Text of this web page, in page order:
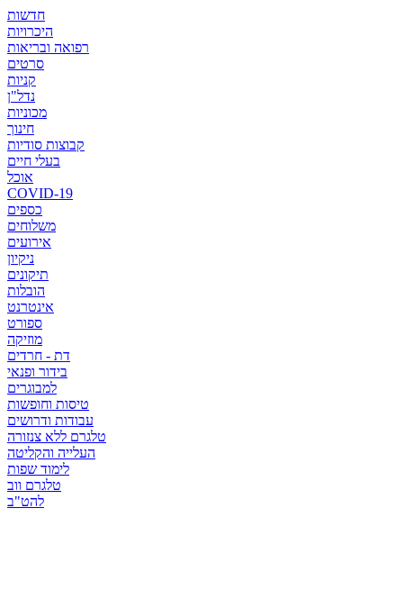
חדשות
היכרויות
רפואה ובריאות
סרטים
קניות
נדל"ן
מכוניות
חינוך
קבוצות סודיות
בעלי חיים
אוכל
COVID-19
כספים
משלוחים
אירועים
ניקיון
תיקונים
הובלות
אינטרנט
ספורט
מוזיקה
דת - חרדים
בידור ופנאי
למבוגרים
טיסות וחופשות
עבודות ודרושים
טלגרם ללא צנזורה
העלייה והקליטה
לימוד שפות
טלגרם ווב
להט"ב